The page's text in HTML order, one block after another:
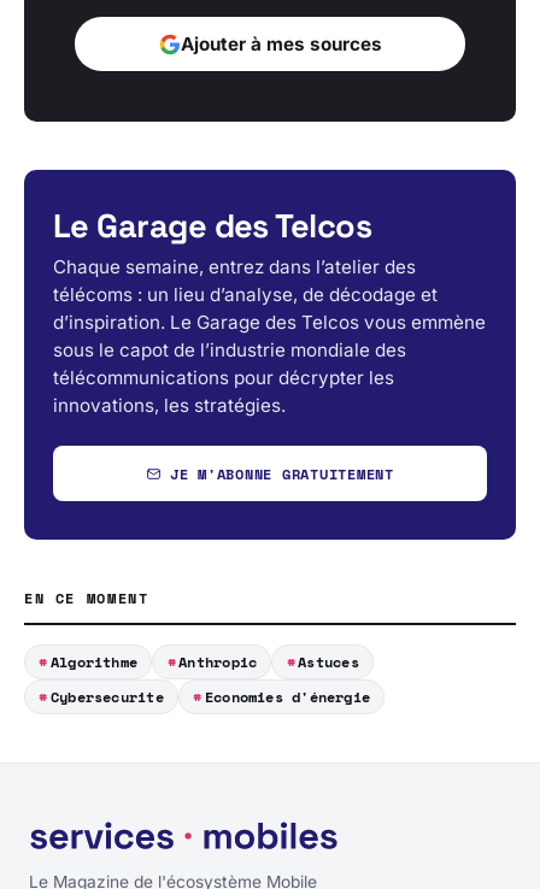
Ajouter à mes sources
Le Garage des Telcos
Chaque semaine, entrez dans l’atelier des
télécoms : un lieu d’analyse, de décodage et
d’inspiration. Le Garage des Telcos vous emmène
sous le capot de l’industrie mondiale des
télécommunications pour décrypter les
innovations, les stratégies.
JE M'ABONNE GRATUITEMENT
EN CE MOMENT
Algorithme Anthropic
Astuces
Cybersecurite
Economies d'énergie
Le Magazine de l'écosystème Mobile